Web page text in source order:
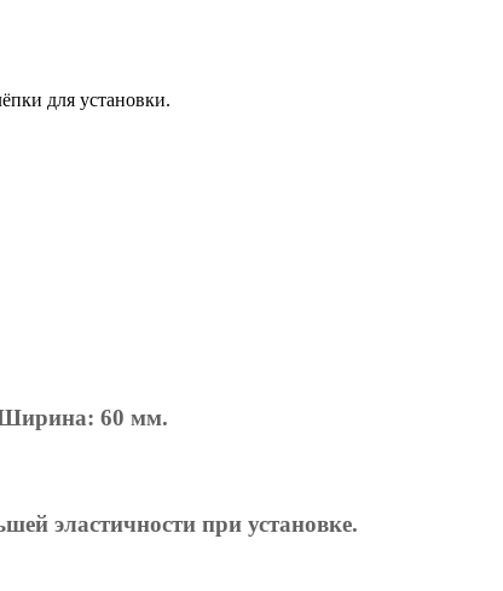
для установки.
Ширина: 60 мм.
эластичности при установке.